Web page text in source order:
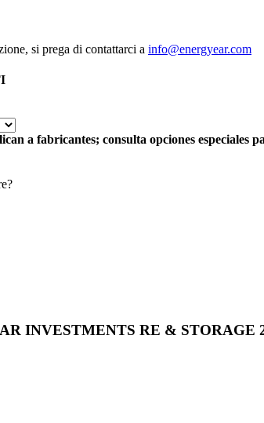
si prega di contattarci a info@energyear.com
a fabricantes; consulta opciones especiales
INVESTMENTS RE & STORAGE